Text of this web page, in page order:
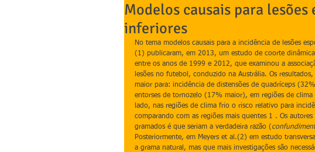
Modelos causais para
inferiores
No tema modelos causais para a incidência de lesões
(1) publicaram, em 2013, um estudo de coorte
entre os anos de 1999 e 2012, que examinou a
lesões no futebol, conduzido na Austrália. Os
maior para: incidência de distensões de quadríceps
entorses de tornozelo (17% maior), em regiões de
lado, nas regiões de clima frio o risco relativo para
comparando com as regiões mais quentes 1 . Os
gramados é que seriam a verdadeira razão (
Posteriormente, em Meyers et al.(2) em estudo
a grama natural, mas que mais investigações são